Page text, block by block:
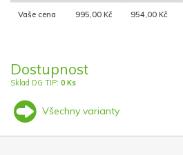
Vaše cena 995,00 Kč 954,00 Kč
Dostupnost
Sklad DG TIP: 0 Ks
Všechny varianty